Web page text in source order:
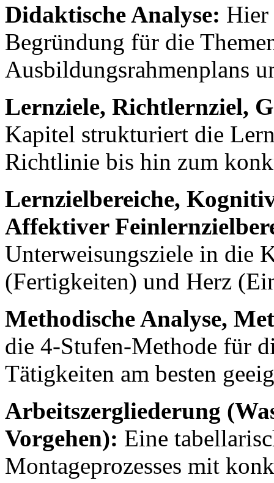
Didaktische Analyse: Hier
Begründung für die
Ausbildungsrahmenplans
Lernziele, Richtlernziel,
Kapitel strukturiert die
Richtlinie bis hin zum
Lernzielbereiche,
Affektiver
Unterweisungsziele in die
(Fertigkeiten) und Herz
Methodische Analyse,
die 4-Stufen-Methode für
Tätigkeiten am besten
Arbeitszergliederung
Vorgehen): Eine
Montageprozesses mit